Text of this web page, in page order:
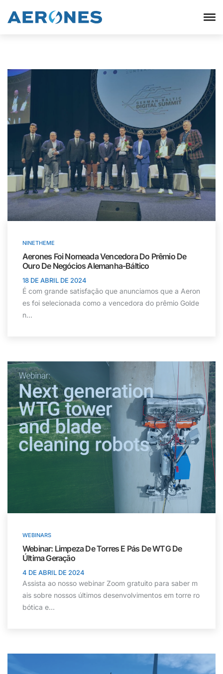
NINETHEME
Aerones Foi Nomeada Vencedora Do Prêmio De
Ouro De Negócios Alemanha-Báltico
18 DE ABRIL DE 2024
É com grande satisfação que anunciamos que a Aeron
es foi selecionada como a vencedora do prêmio Golde
n...
WEBINARS
Webinar: Limpeza De Torres E Pás De WTG De
Última Geração
4 DE ABRIL DE 2024
Assista ao nosso webinar Zoom gratuito para saber m
ais sobre nossos últimos desenvolvimentos em torre ro
bótica e...